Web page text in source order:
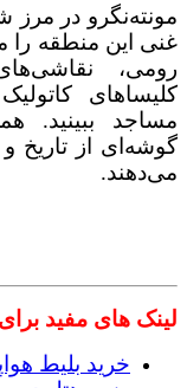
مونته‌نگرو در مرز
غنی این منطقه را
رومی،
کلیساهای
مساجد ببینید.
گوشه‌ای از تاریخ
می‌دهند.
لینک های مفید
خرید بلیط